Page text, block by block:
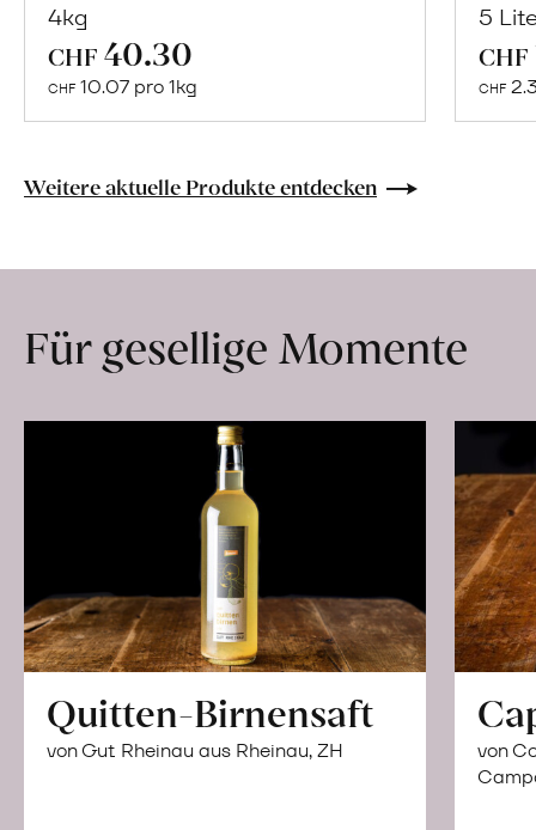
4kg
CHF 40.30
CHF 10.07 pro 1kg
Naturbelassene
Lebensmittel
Hof
erfahren
5
CHF
CHF
Weitere aktuelle Produkte entdecken
Für gesellige Momente
Quitten-Birnensaft
von Gut Rheinau aus Rheinau, ZH
von